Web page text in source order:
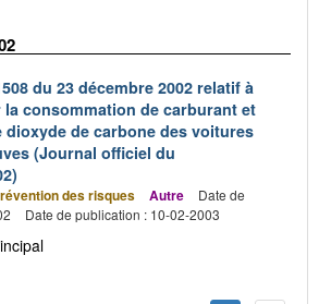
du 23 décembre 2002 relatif à
consommation de carburant et
dioxyde de carbone des voitures
(Journal officiel du
des risques Autre
Date de
Date de publication : 10-02-2003